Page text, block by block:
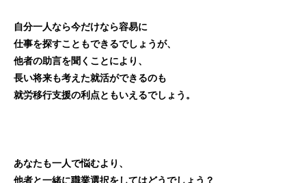
自分一人なら今だけなら容易に
仕事を探すこともできるでしょうが、
他者の助言を聞くことにより、
長い将来も考えた就活ができるのも
就労移行支援の利点ともいえるでしょう。
あなたも一人で悩むより、
他者と一緒に職業選択をしてはどうでしょう？